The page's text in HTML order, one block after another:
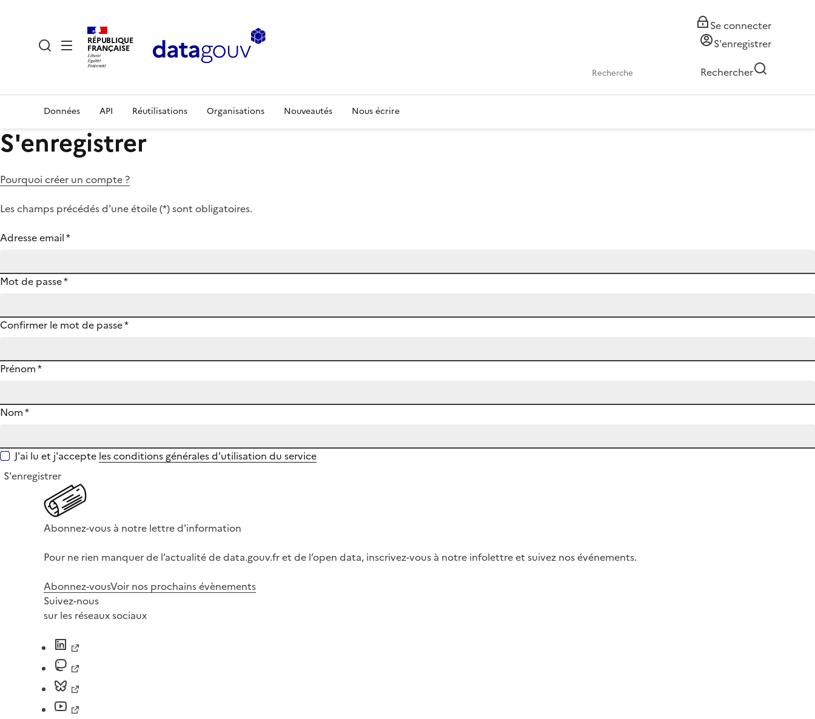
RÉPUBLIQUE
FRANÇAISE
Se connecter
S'enregistrer
Rechercher
Données API Réutilisations Organisations Nouveautés Nous écrire
S'enregistrer
Pourquoi créer un compte ?
Les champs précédés d'une étoile (*) sont obligatoires.
Adresse email*
Mot de passe*
Confirmer le mot de passe*
Prénom*
Nom*
J'ai lu et j'accepte les conditions générales d'utilisation du service
S'enregistrer
Abonnez-vous à notre lettre d'information
Pour ne rien manquer de l’actualité de data.gouv.fr et de l’open data, inscrivez-vous à notre infolettre et suivez nos événements.
Abonnez-vousVoir nos prochains évènements
Suivez-nous
sur les réseaux sociaux